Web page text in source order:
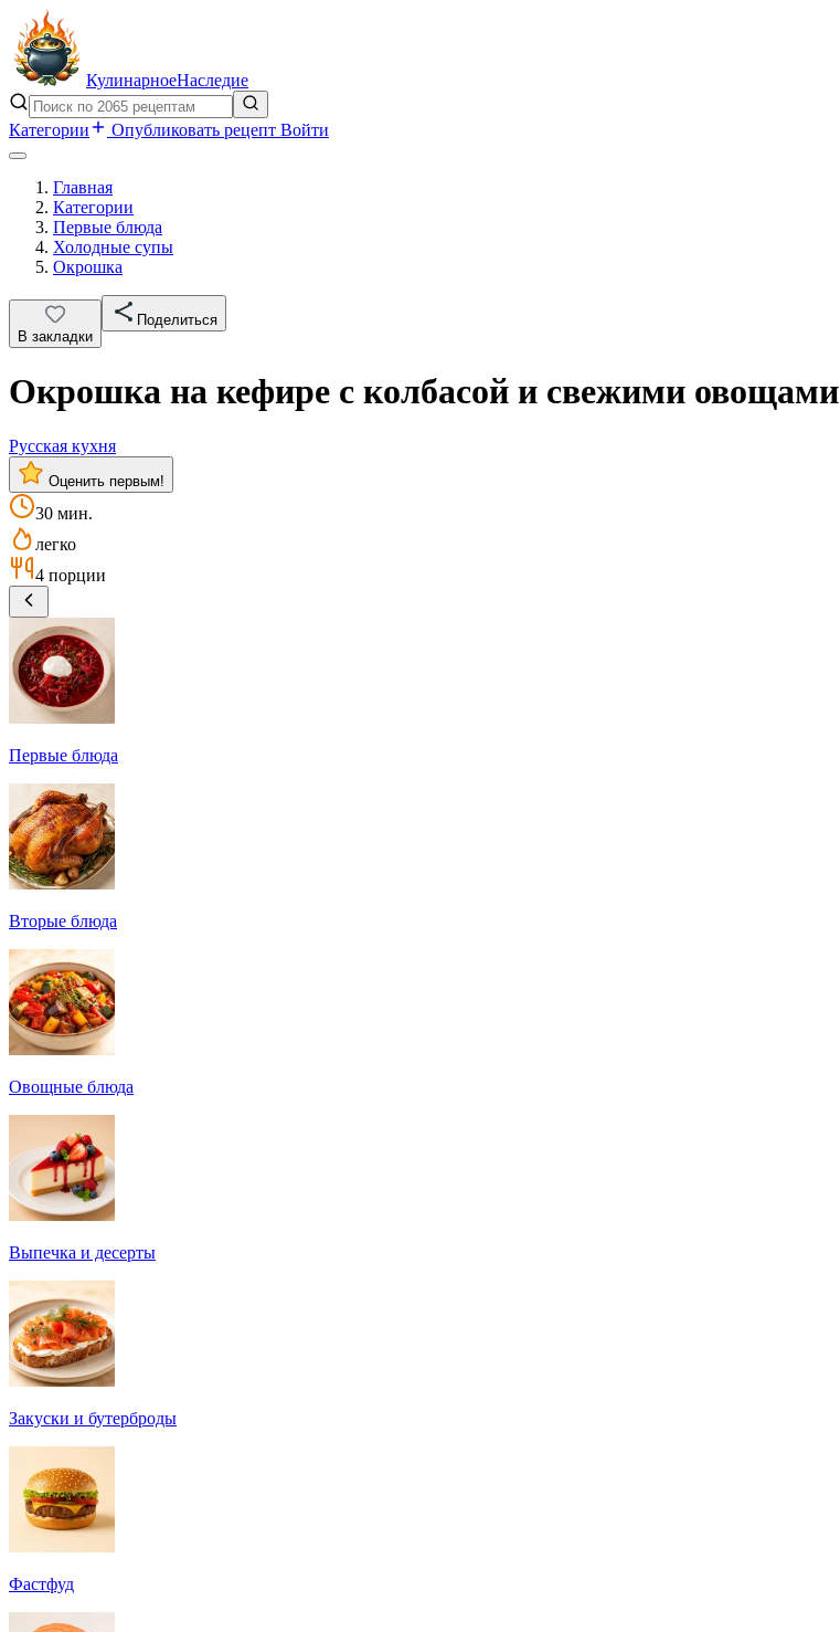
КулинарноеНаследие
Категории Опубликовать рецепт Войти
Главная
Категории
Первые блюда
Холодные супы
Окрошка
В закладки
Поделиться
Окрошка на кефире с колбасой и свежими овощами
Русская кухня
Оценить первым!
30 мин.
легко
4 порции
Первые блюда
Вторые блюда
Овощные блюда
Выпечка и десерты
Закуски и бутерброды
Фастфуд